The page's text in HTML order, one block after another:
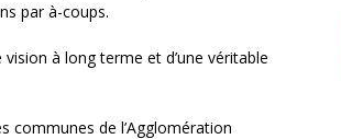
par à-coups.
vision à long terme et d’une véritable
communes de l’Agglomération